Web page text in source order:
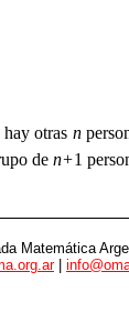
otras n
de n+1
Matemática
|